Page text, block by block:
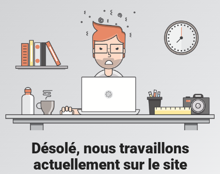
Désolé, nous travaillons
actuellement sur le site